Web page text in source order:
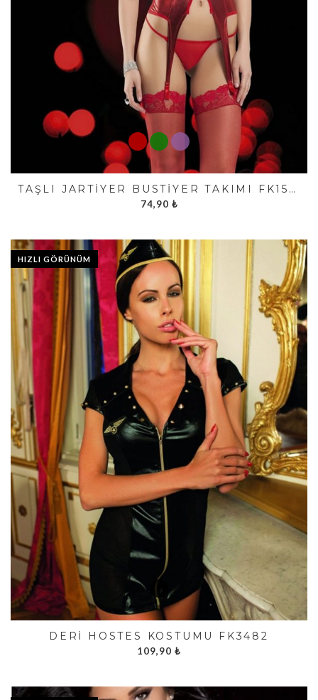
TAŞLI JARTIYER BÜSTIYER TAKIMI FK1548
74,90 ₺
HIZLI GÖRÜNÜM
DERI HOSTES KOSTÜMÜ FK3482
109,90 ₺